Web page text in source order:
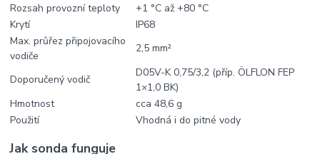
Rozsah provozní teploty
+1 °C až +80 °C
Krytí
IP68
Max. průřez připojovacího
vodiče
2,5 mm²
Doporučený vodič
D05V-K 0,75/3,2 (příp. ÖLFLON FEP
1×1,0 BK)
Hmotnost
cca 48,6 g
Použití
Vhodná i do pitné vody
Jak sonda funguje